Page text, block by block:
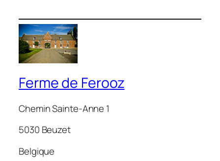
Ferme de Ferooz
Chemin Sainte-Anne 1
5030 Beuzet
Belgique